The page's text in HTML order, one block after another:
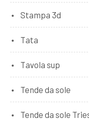
Stampa 3d
Tata
Tavola sup
Tende da sole
Tende da sole